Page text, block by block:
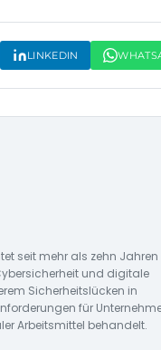
LINKEDIN
seit mehr als zehn Jahren
und digitale
Sicherheitslücken in
für
Arbeitsmittel behandelt.